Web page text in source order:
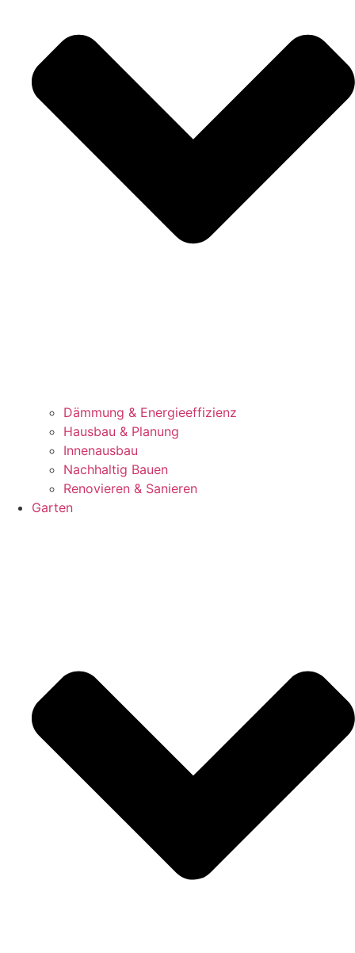
Dämmung & Energieeffizienz
Hausbau & Planung
Innenausbau
Nachhaltig Bauen
Renovieren & Sanieren
Garten